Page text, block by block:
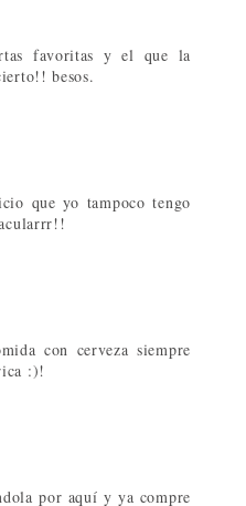
favoritas y el que la
besos.
que yo tampoco tengo
con cerveza siempre
:)!
por aquí y ya compre